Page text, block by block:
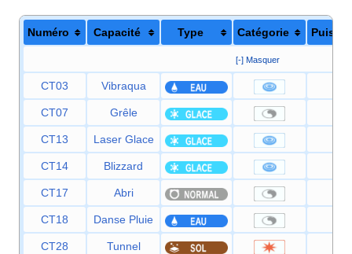
Numéro Capacité Type Catégorie
[-] Masquer
CT03 Vibraqua
CT07 Grêle
CT13 Laser Glace
CT14 Blizzard
CT17 Abri
CT18 Danse Pluie
CT28 Tunnel